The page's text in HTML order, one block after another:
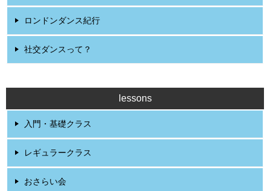
ロンドンダンス紀行
社交ダンスって？
lessons
入門・基礎クラス
レギュラークラス
おさらい会